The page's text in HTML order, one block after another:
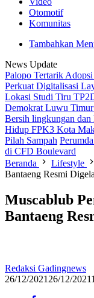
Otomotif
Komunitas
Tambahkan
News Update
Palopo Tertarik
Perkuat Digitalisasi
Lokasi Studi Tiru
Demokrat Luwu
Bersih lingkungan dan
Hidup FPK3 Kota
Pilah Sampah
di CFD Boulevard
Beranda
Lifestyle
Bantaeng Resmi
Muscablub
Bantaeng
Redaksi Gadingnews
26/12/2021 26/12/2021